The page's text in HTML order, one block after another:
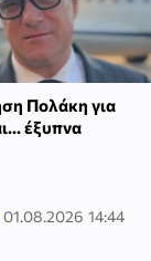
Πολάκη για
έξυπνα
01.08.2026 14:44